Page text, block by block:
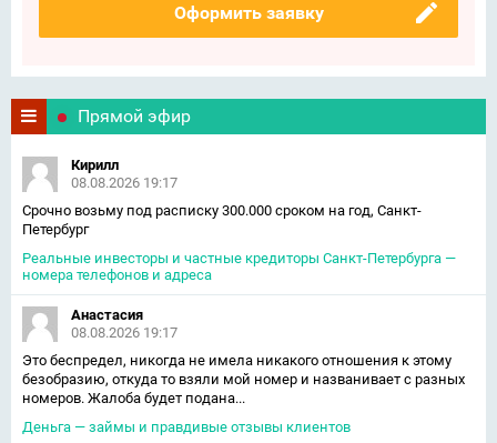
Оформить заявку
Прямой эфир
Кирилл
08.08.2026 19:17
Срочно возьму под расписку 300.000 сроком на год, Санкт-
Петербург
Реальные инвесторы и частные кредиторы Санкт-Петербурга —
номера телефонов и адреса
Анастасия
08.08.2026 19:17
Это беспредел, никогда не имела никакого отношения к этому
безобразию, откуда то взяли мой номер и названивает с разных
номеров. Жалоба будет подана...
Деньга — займы и правдивые отзывы клиентов